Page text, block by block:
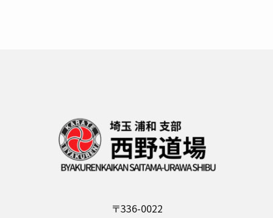
〒336-0022